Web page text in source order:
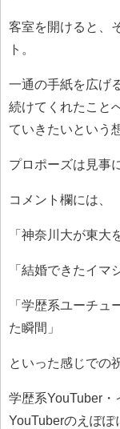
客室を開けると、
ト。
一通の手紙を広げ
続けてくれたこと
ていきたいという
プロポーズは見事
コメント欄には、
「神奈川大が東大
「結婚できたイマ
「学歴系ユーチュ
た瞬間」
といった感じでの
学歴系YouTuber
YouTuberのえぽぽ